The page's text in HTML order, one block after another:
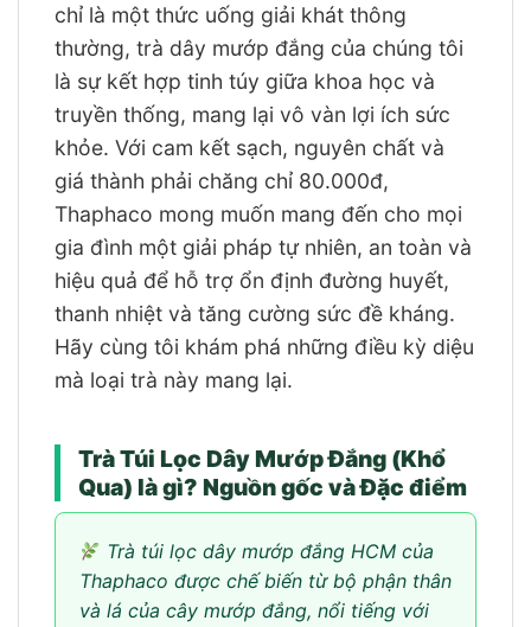
chỉ là một thức uống giải khát thông
thường, trà dây mướp đắng của chúng tôi
là sự kết hợp tinh túy giữa khoa học và
truyền thống, mang lại vô vàn lợi ích sức
khỏe. Với cam kết sạch, nguyên chất và
giá thành phải chăng chỉ 80.000đ,
Thaphaco mong muốn mang đến cho mọi
gia đình một giải pháp tự nhiên, an toàn và
hiệu quả để hỗ trợ ổn định đường huyết,
thanh nhiệt và tăng cường sức đề kháng.
Hãy cùng tôi khám phá những điều kỳ diệu
mà loại trà này mang lại.
Trà Túi Lọc Dây Mướp Đắng (Khổ
Qua) là gì? Nguồn gốc và Đặc điểm
Trà túi lọc dây mướp đắng HCM của
Thaphaco được chế biến từ bộ phận thân
và lá của cây mướp đắng, nổi tiếng với